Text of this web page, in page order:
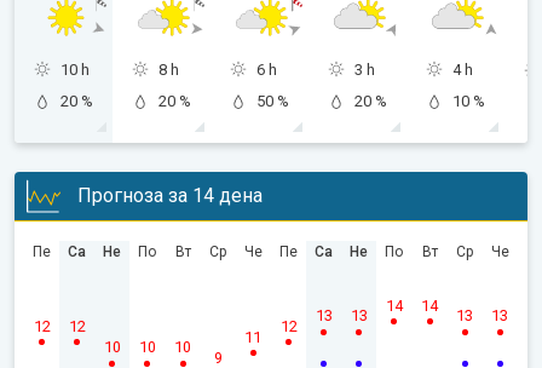
10 h
20 %
8 h
20 %
6 h
50 %
3 h
20 %
4 h
10 %
Прогноза за 14 дена
Пе
12
Са
12
Не
10
По
10
Вт
10
Ср
9
Че
11
Пе
12
Са
13
Не
13
По
14
Вт
14
Ср
13
Че
13